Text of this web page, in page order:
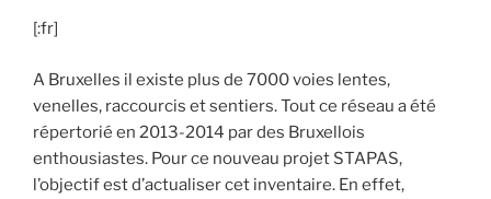
[:fr]
A Bruxelles il existe plus de 7000 voies lentes,
venelles, raccourcis et sentiers. Tout ce réseau a été
répertorié en 2013-2014 par des Bruxellois
enthousiastes. ​​Pour ce nouveau projet STAPAS,
l’objectif est d’actualiser cet inventaire. En effet,